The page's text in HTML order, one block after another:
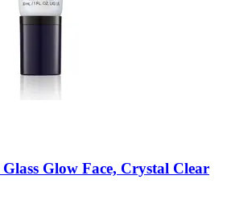
Glass Glow Face, Crystal Clear